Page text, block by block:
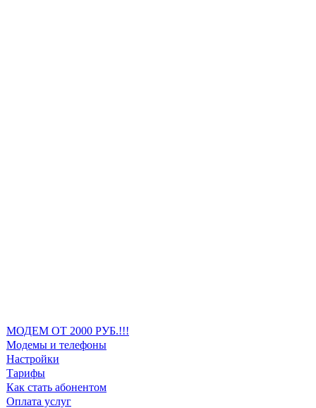
МОДЕМ ОТ 2000 РУБ.!!!
Модемы и телефоны
Настройки
Тарифы
Как стать абонентом
Оплата услуг